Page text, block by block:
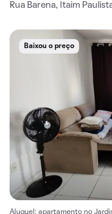
Rua Barena, Itaim
Baixou o preço
Aluguel: apartamento no